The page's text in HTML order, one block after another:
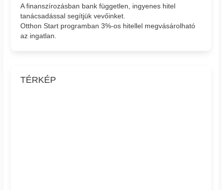
A finanszírozásban bank független, ingyenes hitel
tanácsadással segítjük vevőinket.
Otthon Start programban 3%-os hitellel megvásárolható
az ingatlan.
TÉRKÉP